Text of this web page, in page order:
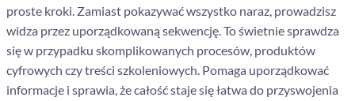
proste kroki. Zamiast pokazywać wszystko naraz, prowadzisz
widza przez uporządkowaną sekwencję. To świetnie sprawdza
się w przypadku skomplikowanych procesów, produktów
cyfrowych czy treści szkoleniowych. Pomaga uporządkować
informacje i sprawia, że całość staje się łatwa do przyswojenia